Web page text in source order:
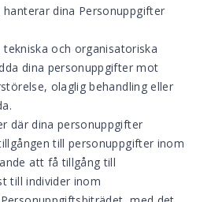
dina Personuppgifter
och organisatoriska
dina personuppgifter mot
olaglig behandling eller
där dina personuppgifter
till personuppgifter inom
att få tillgång till
till individer inom